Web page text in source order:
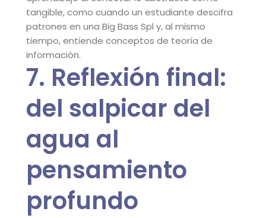
tangible, como cuando un estudiante descifra
patrones en una Big Bass Spl y, al mismo
tiempo, entiende conceptos de teoría de
información.
7. Reflexión final:
del salpicar del
agua al
pensamiento
profundo